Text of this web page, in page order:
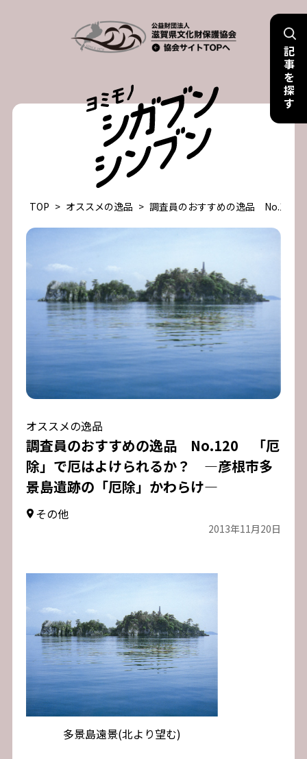
記
事
を
探
す
TOP > オススメの逸品 > 調査員のおすすめの逸品 No.120
オススメの逸品
調査員のおすすめの逸品 No.120 「厄
除」で厄はよけられるか？ ―彦根市多
景島遺跡の「厄除」かわらけ―
その他
2013年11月20日
多景島遠景(北より望む)